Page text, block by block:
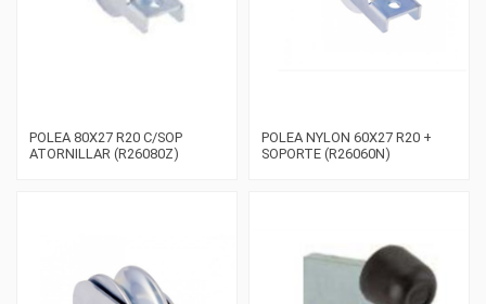
POLEA 80X27 R20 C/SOP
ATORNILLAR (R26080Z)
POLEA NYLON 60X27 R20 +
SOPORTE (R26060N)